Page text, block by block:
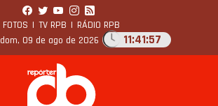
FOTOS | TV RPB | RÁDIO RPB
dom, 09 de ago de 2026 11:41:57